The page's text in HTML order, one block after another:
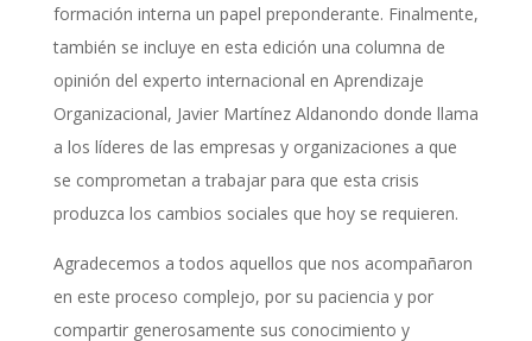
formación interna un papel preponderante. Finalmente,
también se incluye en esta edición una columna de
opinión del experto internacional en Aprendizaje
Organizacional, Javier Martínez Aldanondo donde llama
a los líderes de las empresas y organizaciones a que
se comprometan a trabajar para que esta crisis
produzca los cambios sociales que hoy se requieren.
Agradecemos a todos aquellos que nos acompañaron
en este proceso complejo, por su paciencia y por
compartir generosamente sus conocimiento y